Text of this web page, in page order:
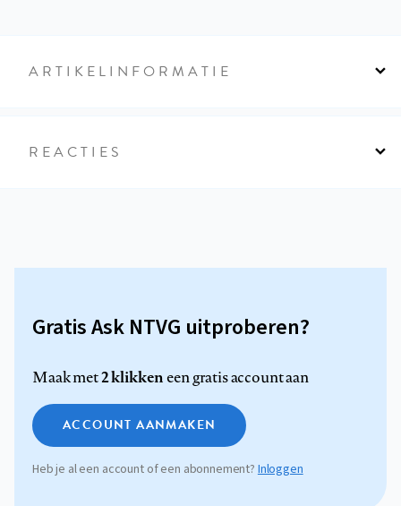
ARTIKELINFORMATIE
REACTIES
Gratis Ask NTVG uitproberen?
Maak met2 klikkeneen gratis account aan
ACCOUNT AANMAKEN
Heb je al een account of een abonnement?Inloggen